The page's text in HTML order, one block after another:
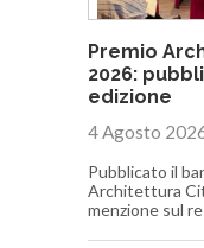
Premio
2026:
edizione
4 Agosto
Pubblicato il
Architettura
menzione sul